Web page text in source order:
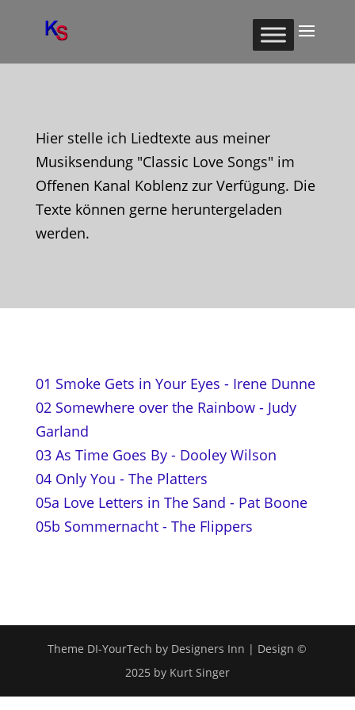
Hier stelle ich Liedtexte aus meiner
Musiksendung "Classic Love Songs" im
Offenen Kanal Koblenz zur Verfügung. Die
Texte können gerne heruntergeladen
werden.
01 Smoke Gets in Your Eyes - Irene Dunne
02 Somewhere over the Rainbow - Judy
Garland
03 As Time Goes By - Dooley Wilson
04 Only You - The Platters
05a Love Letters in The Sand - Pat Boone
05b Sommernacht - The Flippers
Theme DI-YourTech by Designers Inn | Design ©
2025 by Kurt Singer